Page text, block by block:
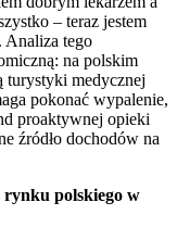
– teraz jestem
Analiza tego
na polskim
turystyki medycznej
pokonać wypalenie,
proaktywnej opieki
źródło dochodów na
rynku polskiego w